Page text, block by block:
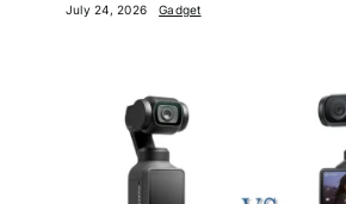
July 24, 2026 Gadget